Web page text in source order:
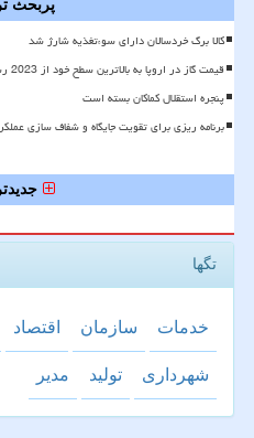
پربحث
کالا برگ خردسالان دارای سوءتغذیه شارژ شد
قیمت گاز در اروپا به بالاترین سطح خود از 2023 رسید
پنجره استقلال کماکان بسته است
برنامه ریزی برای تقویت جایگاه و شفاف سازی
تگها
خدمات سازمان اقتصاد
شهرداری تولید مدیر